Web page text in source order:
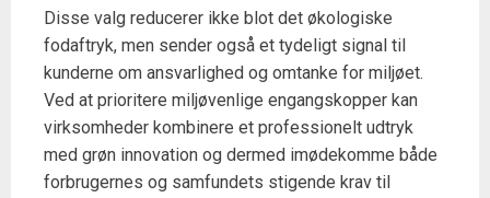
Disse valg reducerer ikke blot det økologiske
fodaftryk, men sender også et tydeligt signal til
kunderne om ansvarlighed og omtanke for miljøet.
Ved at prioritere miljøvenlige engangskopper kan
virksomheder kombinere et professionelt udtryk
med grøn innovation og dermed imødekomme både
forbrugernes og samfundets stigende krav til